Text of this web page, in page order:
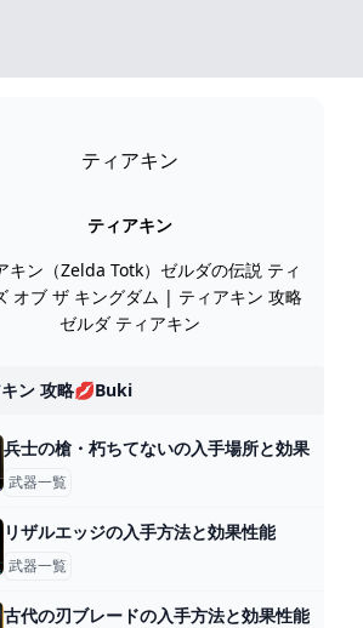
ティアキン
ティアキン
キン（Zelda Totk）ゼルダの伝説 ティ
オブ ザ キングダム | ティアキン 攻略
ゼルダ ティアキン
キン 攻略💋buki
兵士の槍・朽ちてないの入手場所と効果
武器一覧
リザルエッジの入手方法と効果性能
武器一覧
古代の刃ブレードの入手方法と効果性能